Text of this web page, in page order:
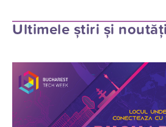
Ultimele știri și noutăți